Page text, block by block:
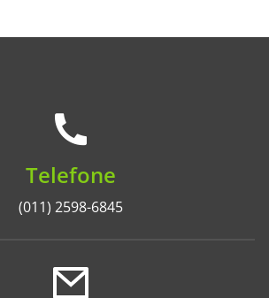
Telefone
(011) 2598-6845